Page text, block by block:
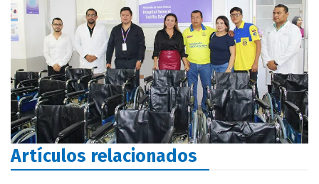
Artículos relacionados